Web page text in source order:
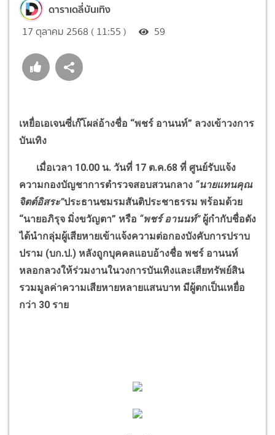
ดาราเดลี่บันเทิง
17 ตุลาคม 2568 ( 11:55 ) 59
เหยื่อเอเจนซี่เก๊โผล่อ้างชื่อ “พชร์ อานนท์” ลวงเข้าวงการ
บันเทิง
เมื่อเวลา 10.00 น. วันที่ 17 ต.ค.68 ที่ ศูนย์รับแจ้ง
ความกองบัญชาการตำรวจสอบสวนกลาง “นายแทนคุณ
จิตต์อิสระ”ประธานชมรมสันติประชาธรรม พร้อมด้วย
“นายอภิรุจ มิ่งขวัญตา” หรือ “พชร์ อานนท์”ผู้กำกับชื่อดัง
ได้นำกลุ่มผู้เสียหายเข้าแจ้งความต่อกองบังคับการปราบ
ปราม (บก.ป.) หลังถูกบุคคลแอบอ้างชื่อ พชร์ อานนท์
หลอกลวงให้ร่วมงานในวงการบันเทิงและเสียทรัพย์สิน
รวมมูลค่าความเสียหายหลายแสนบาท มีผู้ตกเป็นเหยื่อ
กว่า 30 ราย